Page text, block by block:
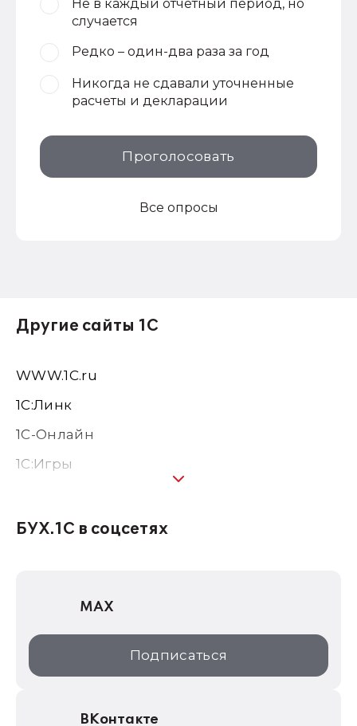
Не в каждый отчетный период, но
случается
Редко – один-два раза за год
Никогда не сдавали уточненные
расчеты и декларации
Проголосовать
Все опросы
Другие сайты 1С
WWW.1С.ru
1С:Линк
1С-Онлайн
1C:Игры
1С:Консалтинг
1С:Дистрибьюция
1С:Образование
ИТС.1C.ru
БУХ.1С в соцсетях
MAX
Подписаться
ВКонтакте